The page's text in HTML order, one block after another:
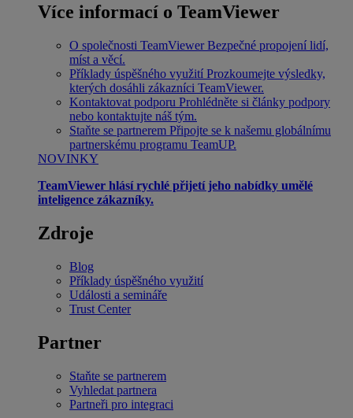
Více informací o TeamViewer
O společnosti TeamViewer Bezpečné propojení lidí,
míst a věcí.
Příklady úspěšného využití Prozkoumejte výsledky,
kterých dosáhli zákazníci TeamViewer.
Kontaktovat podporu Prohlédněte si články podpory
nebo kontaktujte náš tým.
Staňte se partnerem Připojte se k našemu globálnímu
partnerskému programu TeamUP.
NOVINKY
TeamViewer hlásí rychlé přijetí jeho nabídky umělé
inteligence zákazníky.
Zdroje
Blog
Příklady úspěšného využití
Události a semináře
Trust Center
Partner
Staňte se partnerem
Vyhledat partnera
Partneři pro integraci